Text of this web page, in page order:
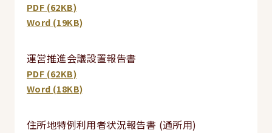
PDF (62KB)
Word (19KB)
運営推進会議設置報告書
PDF (62KB)
Word (18KB)
住所地特例利用者状況報告書 (通所用)